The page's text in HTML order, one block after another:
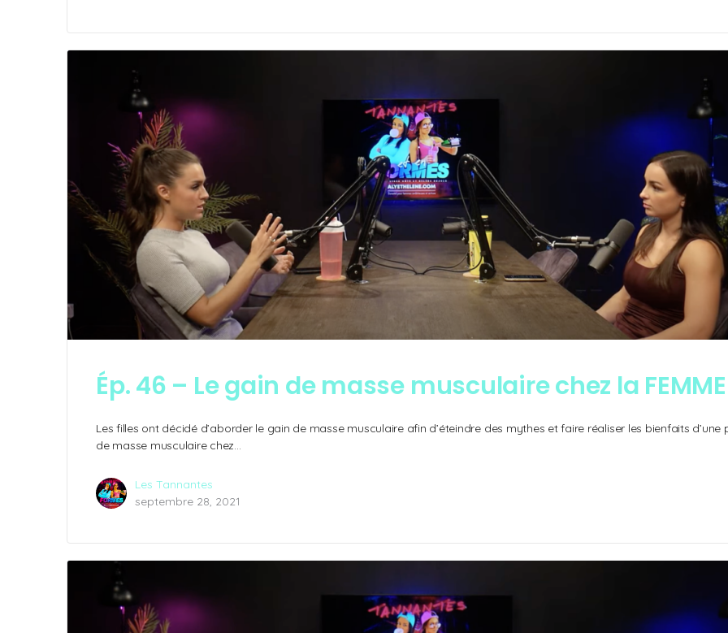
Ép. 46 – Le gain de masse musculaire chez la
Les filles ont décidé d’aborder le gain de masse musculaire afin d’éteindre des mythes et faire réaliser les bienfaits d’une
de masse musculaire chez…
Les Tannantes
septembre 28, 2021